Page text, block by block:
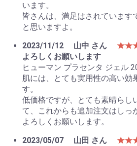
います。
皆さんは、満足はされています
と思いますよ。
2023/11/12
山中 さん
よろしくお願いします
ヒューマン プラセンタ ジェル
肌には、とても実用性の高い効
す。
低価格ですが、とても素晴らし
て、これからも追加注文はしっ
よろしくお願いします。
2023/05/07
山田 さん